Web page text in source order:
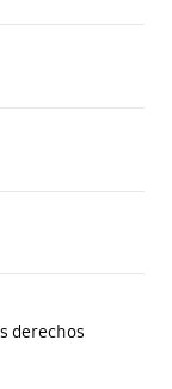
derechos